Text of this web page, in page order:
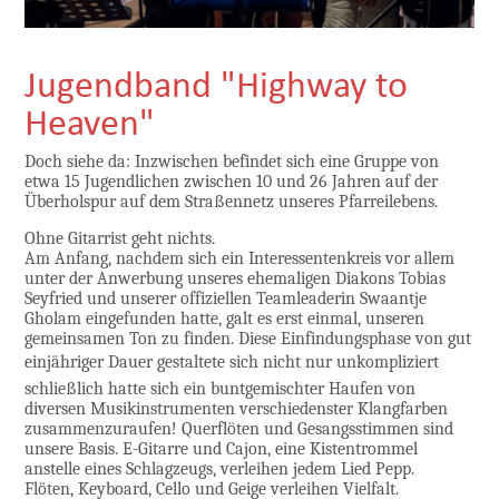
Jugendband "Highway to
Heaven"
Doch siehe da: Inzwischen befindet sich eine Gruppe von
etwa 15 Jugendlichen zwischen 10 und 26 Jahren auf der
Überholspur auf dem Straßennetz unseres Pfarreilebens.
Ohne Gitarrist geht nichts.
Am Anfang, nachdem sich ein Interessentenkreis vor allem
unter der Anwerbung unseres ehemaligen Diakons Tobias
Seyfried und unserer offiziellen Teamleaderin Swaantje
Gholam eingefunden hatte, galt es erst einmal, unseren
gemeinsamen Ton zu finden. Diese Einfindungsphase von gut
einjähriger Dauer gestaltete sich nicht nur unkompliziert 
schließlich hatte sich ein buntgemischter Haufen von
diversen Musikinstrumenten verschiedenster Klangfarben
zusammenzuraufen! Querflöten und Gesangsstimmen sind
unsere Basis. E-Gitarre und Cajon, eine Kistentrommel
anstelle eines Schlagzeugs, verleihen jedem Lied Pepp.
Flöten, Keyboard, Cello und Geige verleihen Vielfalt.